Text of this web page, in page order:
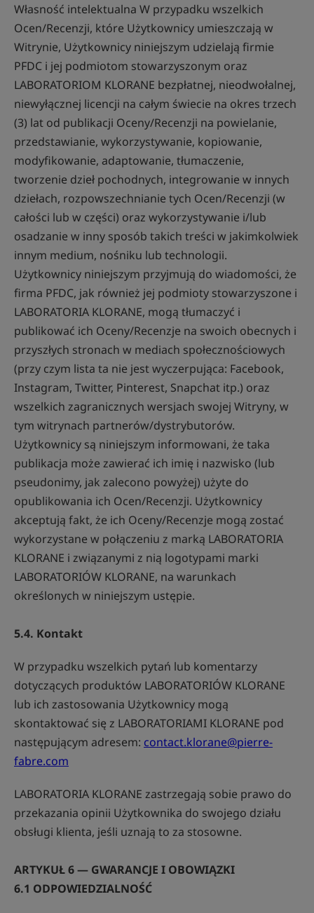
Własność intelektualna W przypadku wszelkich
Ocen/Recenzji, które Użytkownicy umieszczają w
Witrynie, Użytkownicy niniejszym udzielają firmie
PFDC i jej podmiotom stowarzyszonym oraz
LABORATORIOM KLORANE bezpłatnej, nieodwołalnej,
niewyłącznej licencji na całym świecie na okres trzech
(3) lat od publikacji Oceny/Recenzji na powielanie,
przedstawianie, wykorzystywanie, kopiowanie,
modyfikowanie, adaptowanie, tłumaczenie,
tworzenie dzieł pochodnych, integrowanie w innych
dziełach, rozpowszechnianie tych Ocen/Recenzji (w
całości lub w części) oraz wykorzystywanie i/lub
osadzanie w inny sposób takich treści w jakimkolwiek
innym medium, nośniku lub technologii.
Użytkownicy niniejszym przyjmują do wiadomości, że
firma PFDC, jak również jej podmioty stowarzyszone i
LABORATORIA KLORANE, mogą tłumaczyć i
publikować ich Oceny/Recenzje na swoich obecnych i
przyszłych stronach w mediach społecznościowych
(przy czym lista ta nie jest wyczerpująca: Facebook,
Instagram, Twitter, Pinterest, Snapchat itp.) oraz
wszelkich zagranicznych wersjach swojej Witryny, w
tym witrynach partnerów/dystrybutorów.
Użytkownicy są niniejszym informowani, że taka
publikacja może zawierać ich imię i nazwisko (lub
pseudonimy, jak zalecono powyżej) użyte do
opublikowania ich Ocen/Recenzji. Użytkownicy
akceptują fakt, że ich Oceny/Recenzje mogą zostać
wykorzystane w połączeniu z marką LABORATORIA
KLORANE i związanymi z nią logotypami marki
LABORATORIÓW KLORANE, na warunkach
określonych w niniejszym ustępie.
5.4. Kontakt
W przypadku wszelkich pytań lub komentarzy
dotyczących produktów LABORATORIÓW KLORANE
lub ich zastosowania Użytkownicy mogą
skontaktować się z LABORATORIAMI KLORANE pod
następującym adresem: contact.klorane@pierre-
fabre.com
LABORATORIA KLORANE zastrzegają sobie prawo do
przekazania opinii Użytkownika do swojego działu
obsługi klienta, jeśli uznają to za stosowne.
ARTYKUŁ 6 — GWARANCJE I OBOWIĄZKI
6.1 ODPOWIEDZIALNOŚĆ